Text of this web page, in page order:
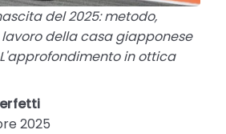
del 2025: metodo,
della casa giapponese
in ottica
2025